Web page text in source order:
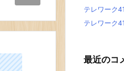
テレワーク
テレワーク
最近のコ